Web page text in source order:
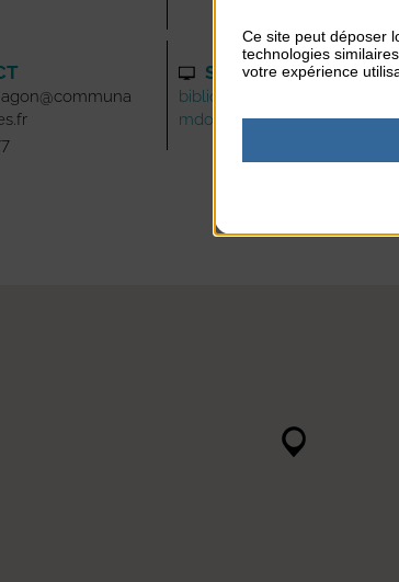
SITE INTERNET
bibliothequeagoncoutainville.ji
mdofree.com
Ce site peut déposer
technologies
votre expérience